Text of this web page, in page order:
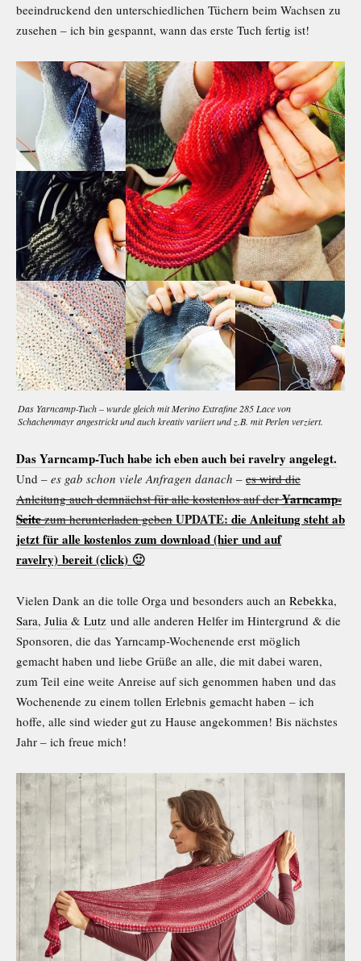
beeindruckend den unterschiedlichen Tüchern beim Wachsen zu
zusehen – ich bin gespannt, wann das erste Tuch fertig ist!
Das Yarncamp-Tuch – wurde gleich mit Merino Extrafine 285 Lace von
Schachenmayr angestrickt und auch kreativ variiert und z.B. mit Perlen verziert.
Das Yarncamp-Tuch habe ich eben auch bei ravelry angelegt.
Und – es gab schon viele Anfragen danach – es wird die
Anleitung auch demnächst für alle kostenlos auf derYarncamp-
Seite zum herunterladen geben UPDATE: die Anleitung steht ab
jetzt für alle kostenlos zum download (hier und auf
ravelry) bereit (click) 🙂
Vielen Dank an die tolle Orga und besonders auch an Rebekka,
Sara, Julia & Lutz und alle anderen Helfer im Hintergrund & die
Sponsoren, die das Yarncamp-Wochenende erst möglich
gemacht haben und liebe Grüße an alle, die mit dabei waren,
zum Teil eine weite Anreise auf sich genommen haben und das
Wochenende zu einem tollen Erlebnis gemacht haben – ich
hoffe, alle sind wieder gut zu Hause angekommen! Bis nächstes
Jahr – ich freue mich!